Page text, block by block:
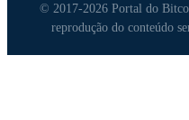
© 2017-2026 Portal do
reprodução do conteúdo